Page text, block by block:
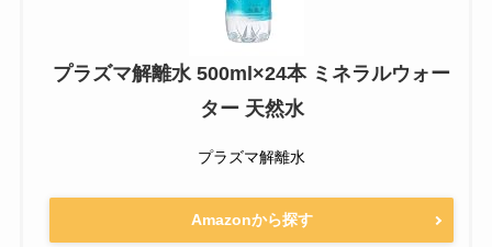
プラズマ解離水 500ml×24本 ミネラルウォー
ター 天然水
プラズマ解離水
Amazonから探す